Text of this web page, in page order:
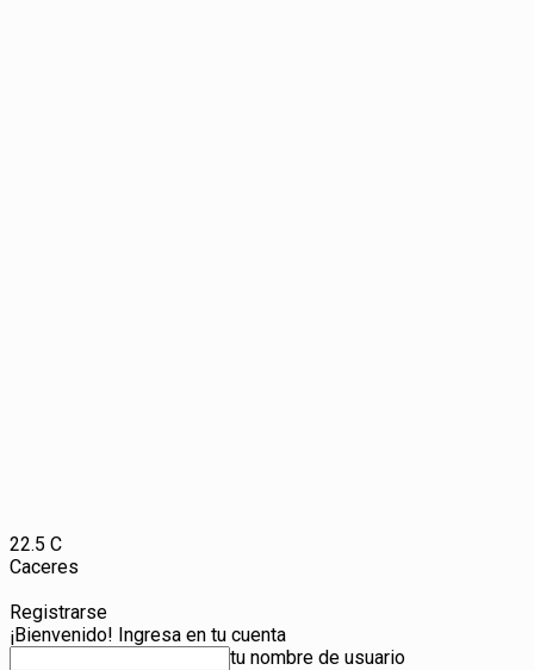
22.5 C
Caceres
Registrarse
¡Bienvenido! Ingresa en tu cuenta
tu nombre de usuario